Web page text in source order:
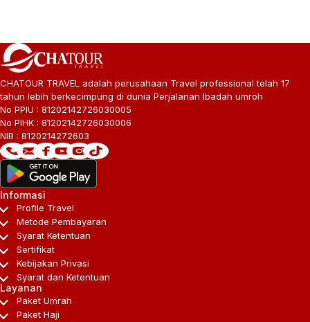
CHATOUR TRAVEL adalah perusahaan Travel professional telah 17
tahun lebih berkecimpung di dunia Perjalanan Ibadah umroh
No PPIU : 81202142726030005
No PIHK : 81202142726030006
NIB : 8120214272603
Informasi
Profile Travel
Metode Pembayaran
Syarat Ketentuan
Sertifikat
Kebijakan Privasi
Syarat dan Ketentuan
Layanan
Paket Umrah
Paket Haji